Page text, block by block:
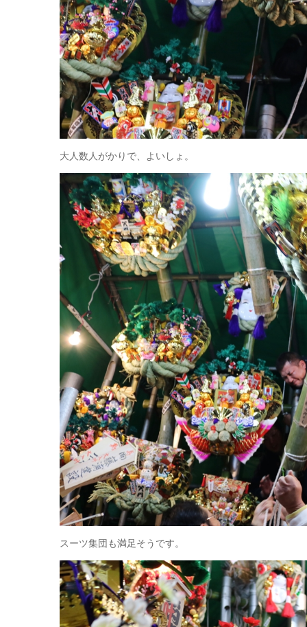
大人数人がかりで、よいしょ。
スーツ集団も満足そうです。